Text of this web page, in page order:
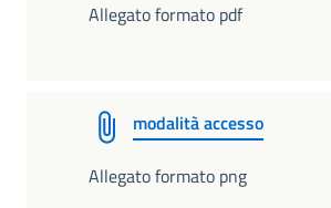
Allegato formato pdf
modalità accesso
Allegato formato png